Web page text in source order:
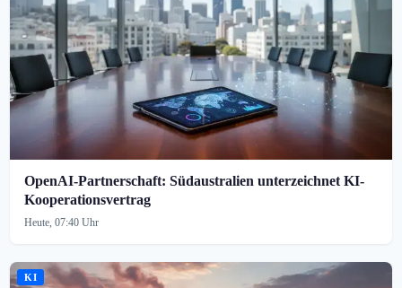
OpenAI-Partnerschaft: Südaustralien unterzeichnet KI-
Kooperationsvertrag
Heute, 07:40 Uhr
KI